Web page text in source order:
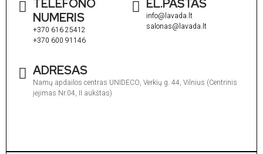
TELEFONO
NUMERIS
+370 616 25412
+370 600 91146
EL.PAŠTAS
info@lavada.lt
salonas@lavada.lt
ADRESAS
Namų apdailos centras UNIDECO, Verkių g. 44, Vilnius (Centrinis
įėjimas Nr.04, II aukštas)